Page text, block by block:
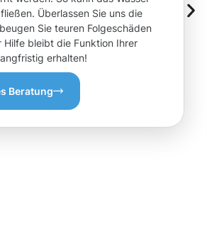
Überlassen Sie uns die
Sie teuren Folgeschäden
Hilfe bleibt die Funktion Ihrer
erhalten!
Beratung